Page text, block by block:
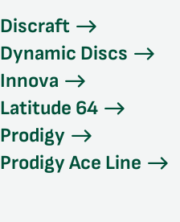
Discraft
Dynamic Discs
Innova
Latitude 64
Prodigy
Prodigy Ace Line